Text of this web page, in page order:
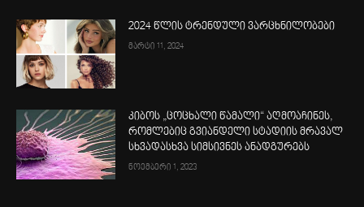
2024 წლის ტრენდული ვარცხნილობები
მარტი 11, 2024
კიბოს „ცოცხალი წამალი“ აღმოაჩინეს,
რომლებიც გვიანდელი სტადიის მრავალ
სხვადასხვა სიმსივნეს ანადგურებს
ნოემბერი 1, 2023